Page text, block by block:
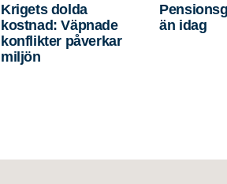
Krigets dolda
kostnad: Väpnade
konflikter påverkar
miljön
än idag